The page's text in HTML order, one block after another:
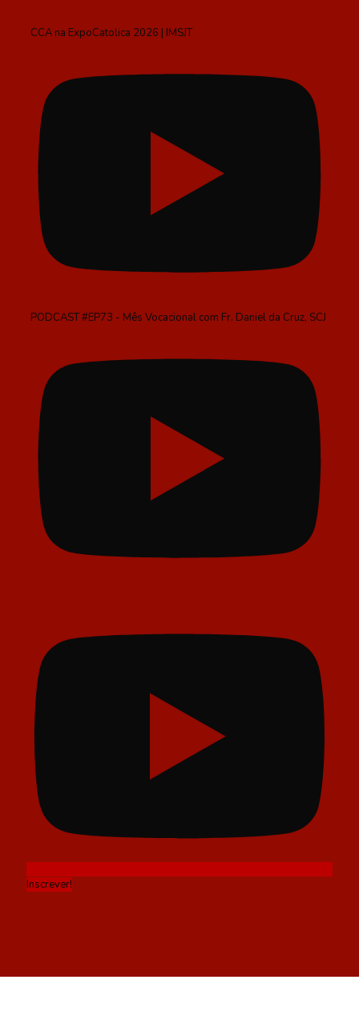
CCA na ExpoCatolica 2026 | IMSJT
PODCAST #EP73 - Mês Vocacional com Fr. Daniel da Cruz, SCJ
Inscrever!